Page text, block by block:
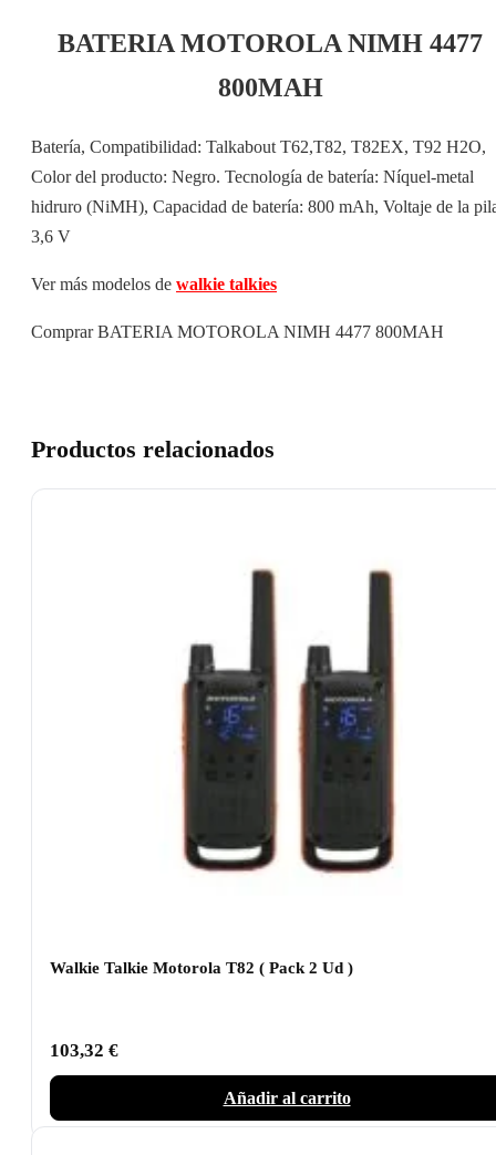
BATERIA MOTOROLA NIMH 4477
800MAH
Batería, Compatibilidad: Talkabout T62,T82, T82EX, T92 H2O,
Color del producto: Negro. Tecnología de batería: Níquel-metal
hidruro (NiMH), Capacidad de batería: 800 mAh, Voltaje de la
3,6 V
Ver más modelos de walkie talkies
Comprar BATERIA MOTOROLA NIMH 4477 800MAH
Productos relacionados
Walkie Talkie Motorola T82 ( Pack 2 Ud )
103,32 €
Añadir al carrito